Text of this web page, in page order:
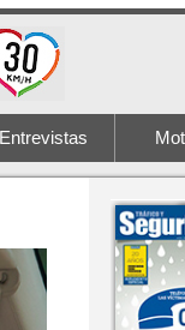
Entrevistas